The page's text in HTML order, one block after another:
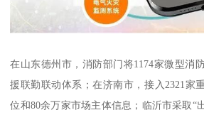
在山东德州市，消防部门将1174家微型消
援联勤联动体系；在济南市，接入2321家
位和80余万家市场主体信息；临沂市采取“